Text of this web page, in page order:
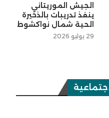
الجيش الموريتاني
ينفذ تدريبات بالذخيرة
الحية شمال نواكشوط
29 يوليو 2026